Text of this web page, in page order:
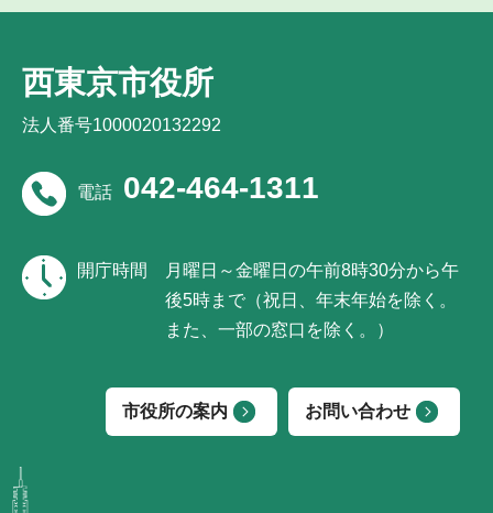
西東京市役所
法人番号1000020132292
電話 042-464-1311
開庁時間
月曜日～金曜日の午前8時30分から午
後5時まで（祝日、年末年始を除く。
また、一部の窓口を除く。）
市役所の案内 お問い合わせ